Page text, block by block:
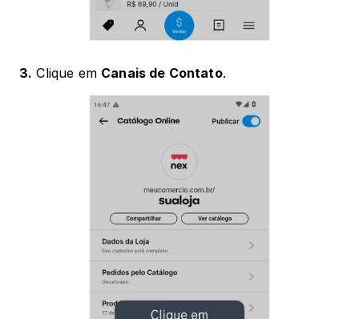
3. Clique em Canais de Contato.